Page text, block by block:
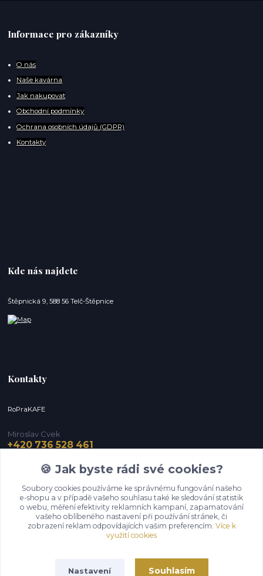
Informace pro zákazníky
O nás
Naše kavárna
Jak nakupovat
Obchodní podmínky
Ochrana osobních údajů (GDPR)
Kontakty
Kde nás najdete
Štěpnická 9, 588 56 Telč-Štěpnice
Kontakty
RoPraKAFE
Miroslav Cvek
+420 736 528 461
Upravit sběr cookies.
🍪 Jak byste rádi své cookies?
Soubory cookies používáme ke správnému fungování našeho
e-shopu a v případě vašeho souhlasu také ke sledování statistik
o webu, měření efektivity reklamních kampaní, zapamatování
vašeho oblíbeného nastavení při používání stránek, či
zobrazení reklam odpovídajících vašim preferencím. Více k
využití cookies
Nastavení Souhlasím